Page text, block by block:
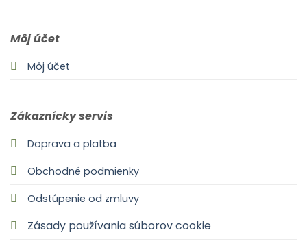
Môj účet
Môj účet
Zákaznícky servis
Doprava a platba
Obchodné podmienky
Odstúpenie od zmluvy
Zásady používania súborov cookie